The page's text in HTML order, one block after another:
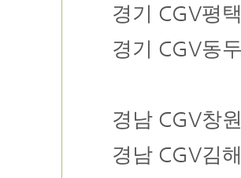
경기
CGV평
경기
CGV동
경남 CGV창
경남 CGV김